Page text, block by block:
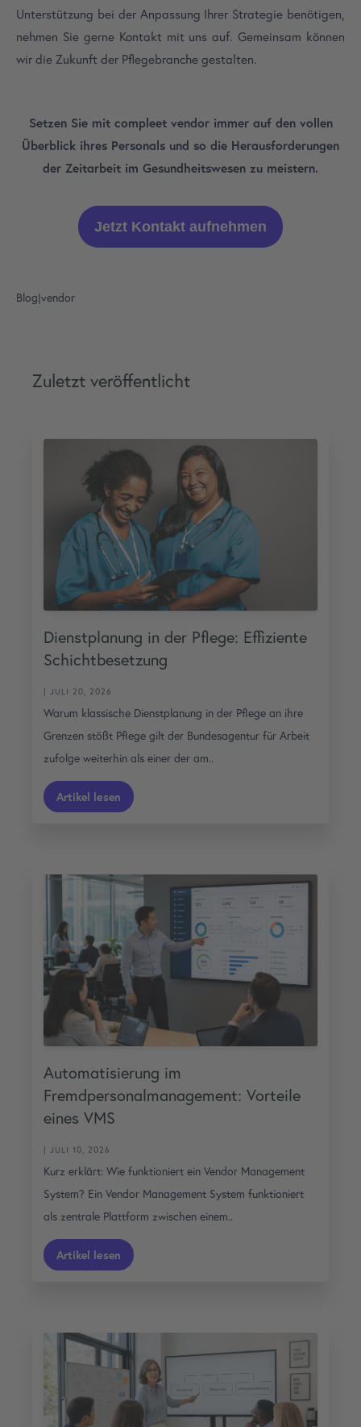
Unterstützung bei der Anpassung Ihrer Strategie benötigen,
nehmen Sie gerne Kontakt mit uns auf. Gemeinsam können
wir die Zukunft der Pflegebranche gestalten.
Setzen Sie mit compleet vendor immer auf den vollen
Überblick ihres Personals und so die Herausforderungen
der Zeitarbeit im Gesundheitswesen zu meistern.
Jetzt Kontakt aufnehmen
Blog|vendor
Zuletzt veröffentlicht
Dienstplanung in der Pflege: Effiziente
Schichtbesetzung
| JULI 20, 2026
Warum klassische Dienstplanung in der Pflege an ihre
Grenzen stößt Pflege gilt der Bundesagentur für Arbeit
zufolge weiterhin als einer der am..
Artikel lesen
Automatisierung im
Fremdpersonalmanagement: Vorteile
eines VMS
| JULI 10, 2026
Kurz erklärt: Wie funktioniert ein Vendor Management
System? Ein Vendor Management System funktioniert
als zentrale Plattform zwischen einem..
Artikel lesen